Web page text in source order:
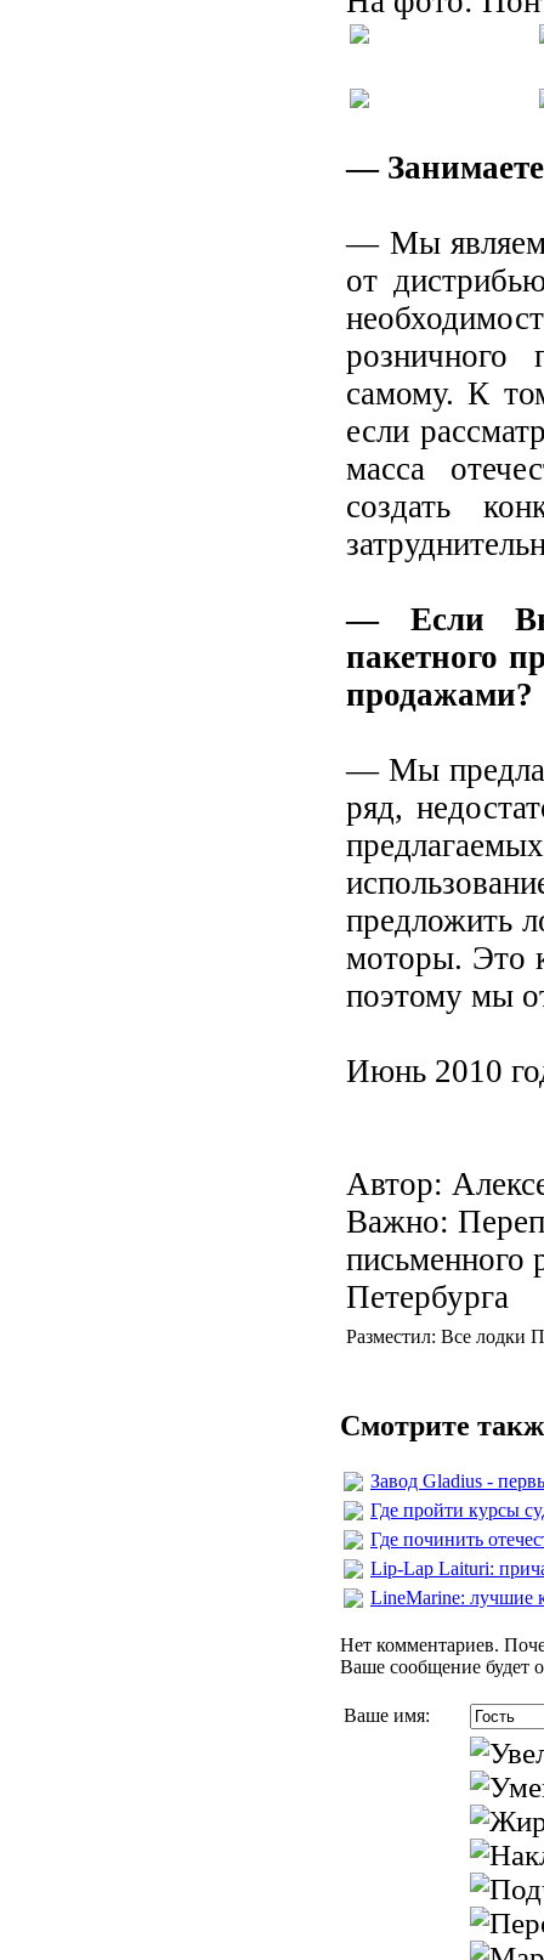
—
— Мы
от
розничного
самому. К
если
масса
создать
— Если Вы
пакетного
продажами?
— Мы
ряд,
предложить
моторы. Это
поэтому мы
Июнь 2010
Автор:
Важно:
письменного
Петербурга
Разместил: Все лодки
Смотрите
Завод Gladius -
Где пройти курсы
Где починить
Lip-Lap Laituri:
LineMarine: лучшие
Нет комментариев.
Ваше сообщение будет
Ваше имя: